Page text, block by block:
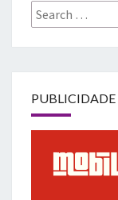
Search
for:
PUBLICIDADE